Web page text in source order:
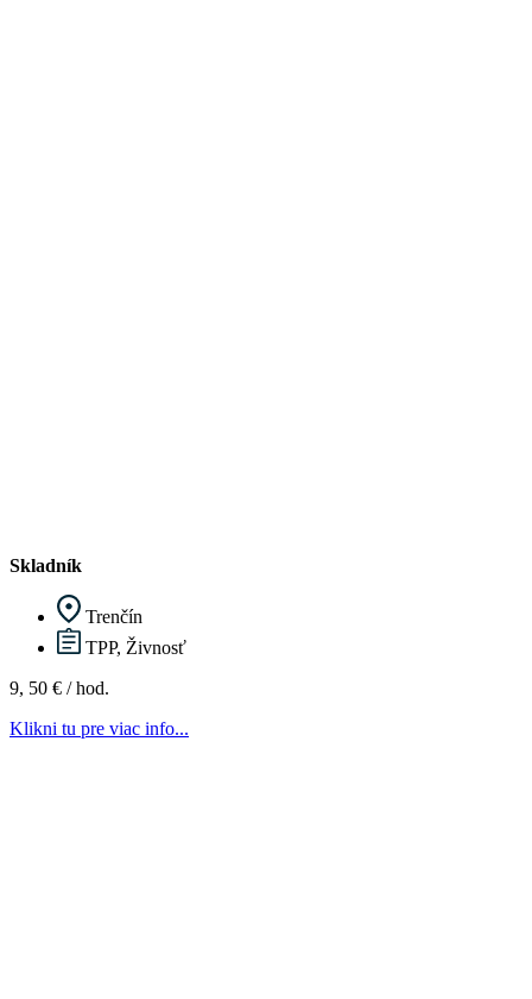
Skladník
Trenčín
TPP, Živnosť
9, 50 € / hod.
Klikni tu pre viac info...